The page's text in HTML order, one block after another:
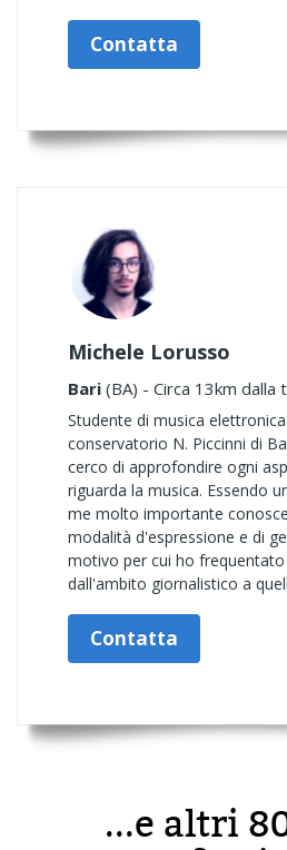
Contatta
Michele Lorusso
Bari (BA) - Circa 13km dalla
Studente di musica
conservatorio N. Piccinni di
cerco di approfondire ogni
riguarda la musica. Essendo
me molto importante
modalità d'espressione e di
motivo per cui ho
dall'ambito giornalistico a
Contatta
...e altri